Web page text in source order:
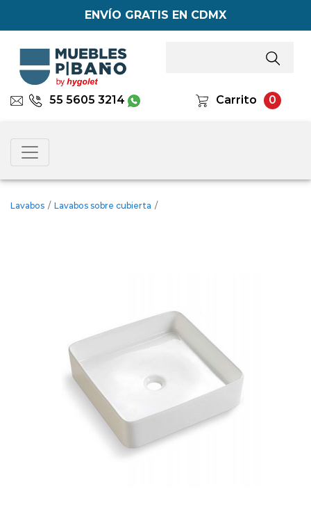
ENVÍO GRATIS EN CDMX
55 5605 3214 Carrito 0
Lavabos / Lavabos sobre cubierta /